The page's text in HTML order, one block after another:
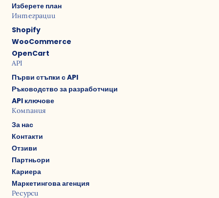
Изберете план
Интеграции
Shopify
WooCommerce
OpenCart
API
Първи стъпки с API
Ръководство за разработчици
API ключове
Компания
За нас
Контакти
Отзиви
Партньори
Кариера
Маркетингова агенция
Ресурси